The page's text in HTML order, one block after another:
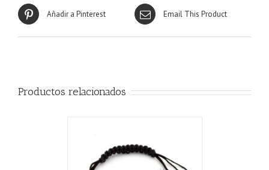
Añadir a Pinterest Email This Product
Productos relacionados